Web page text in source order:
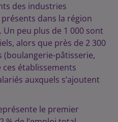
des industries
dans la région
peu plus de 1 000 sont
alors que près de 2 300
(boulangerie-pâtisserie,
ces établissements
auxquels s’ajoutent
le premier